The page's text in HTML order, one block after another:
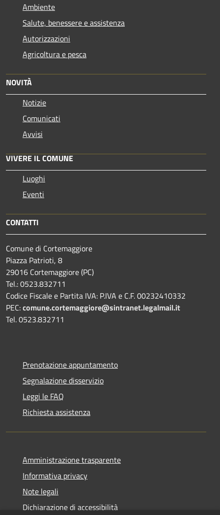
Ambiente
Salute, benessere e assistenza
Autorizzazioni
Agricoltura e pesca
NOVITÀ
Notizie
Comunicati
Avvisi
VIVERE IL COMUNE
Luoghi
Eventi
CONTATTI
Comune di Cortemaggiore
Piazza Patrioti, 8
29016 Cortemaggiore (PC)
Tel.: 0523.832711
Codice Fiscale e Partita IVA: P.IVA e C.F. 00232410332
PEC:comune.cortemaggiore@sintranet.legalmail.it
Tel. 0523.832711
Prenotazione appuntamento
Segnalazione disservizio
Leggi le FAQ
Richiesta assistenza
Amministrazione trasparente
Informativa privacy
Note legali
Dichiarazione di accessibilità